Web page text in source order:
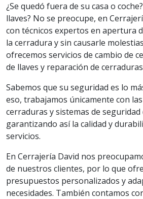
¿Se quedó fuera de su casa o
llaves? No se preocupe, en
con técnicos expertos en apertura
la cerradura y sin causarle
ofrecemos servicios de cambio de
de llaves y reparación de
Sabemos que su seguridad es lo
eso, trabajamos únicamente con
cerraduras y sistemas de seguridad
garantizando así la calidad y
servicios.
En Cerrajería David nos
de nuestros clientes, por lo que
presupuestos personalizados y
necesidades. También contamos